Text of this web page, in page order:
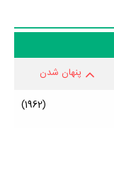
پنهان شدن
(1962)